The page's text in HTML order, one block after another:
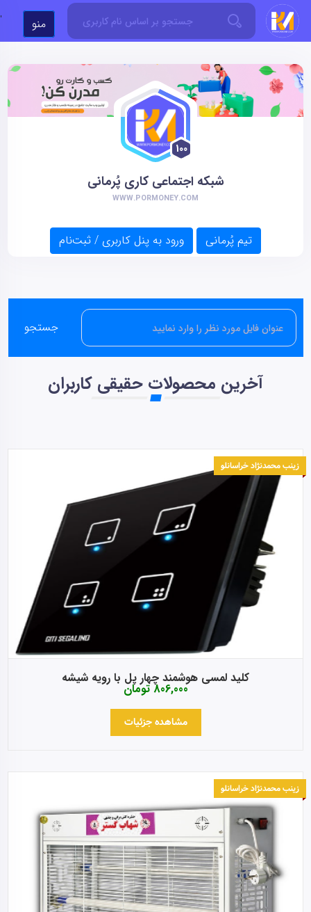
' منو
100
شبکه اجتماعی کاری پُرمانی
WWW.PORMONEY.COM
ورود به پنل کاربری / ثبت‌نام تیم پُرمانی
جستجو
آخرین محصولات حقیقی کاربران
کلید لمسی هوشمند چهار پل با رویه شیشه
806,000تومان
مشاهده جزئیات
زینب محمدنژاد خراسانلو
زینب محمدنژاد خراسانلو